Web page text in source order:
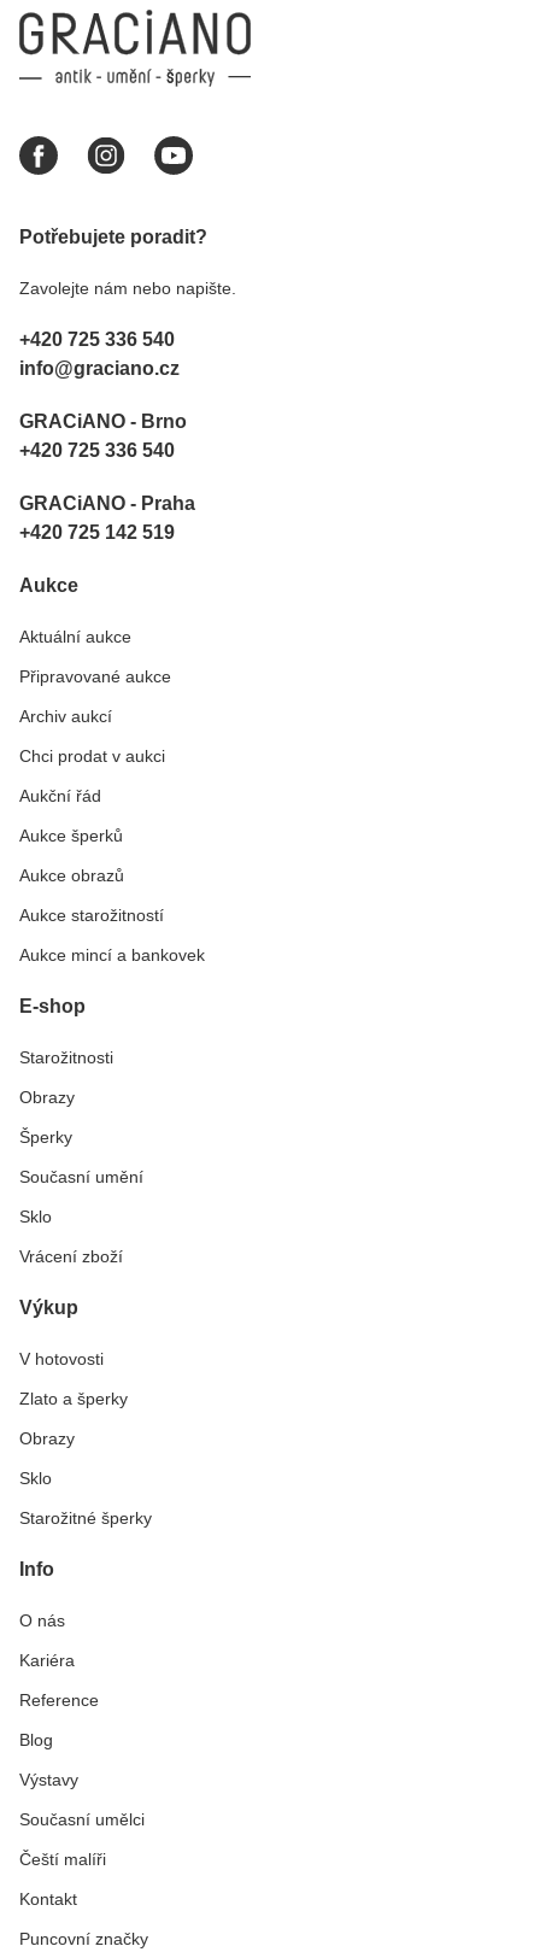
Potřebujete poradit?
Zavolejte nám nebo napište.
+420 725 336 540
info@graciano.cz
GRACiANO - Brno
+420 725 336 540
GRACiANO - Praha
+420 725 142 519
Aukce
Aktuální aukce
Připravované aukce
Archiv aukcí
Chci prodat v aukci
Aukční řád
Aukce šperků
Aukce obrazů
Aukce starožitností
Aukce mincí a bankovek
E-shop
Starožitnosti
Obrazy
Šperky
Současní umění
Sklo
Vrácení zboží
Výkup
V hotovosti
Zlato a šperky
Obrazy
Sklo
Starožitné šperky
Info
O nás
Kariéra
Reference
Blog
Výstavy
Současní umělci
Čeští malíři
Kontakt
Puncovní značky